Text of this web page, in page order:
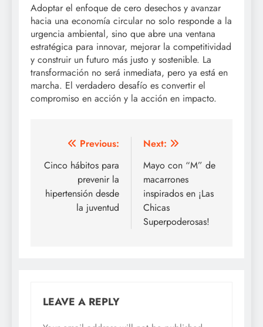
Adoptar el enfoque de cero desechos y avanzar
hacia una economía circular no solo responde a la
urgencia ambiental, sino que abre una ventana
estratégica para innovar, mejorar la competitividad
y construir un futuro más justo y sostenible. La
transformación no será inmediata, pero ya está en
marcha. El verdadero desafío es convertir el
compromiso en acción y la acción en impacto.
Post
navigation
Previous:
Cinco hábitos para
prevenir la
hipertensión desde
la juventud
Next:
Mayo con “M” de
macarrones
inspirados en ¡Las
Chicas
Superpoderosas!
LEAVE A REPLY